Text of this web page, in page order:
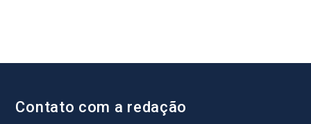
Contato com a redação